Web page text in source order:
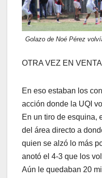
Golazo de Noé Pérez
OTRA VEZ EN
En eso estaban los
acción donde la UQI
En un tiro de esquina,
del área directo a
quien se alzó lo más
anotó el 4-3 que los
Aún le quedaban 20